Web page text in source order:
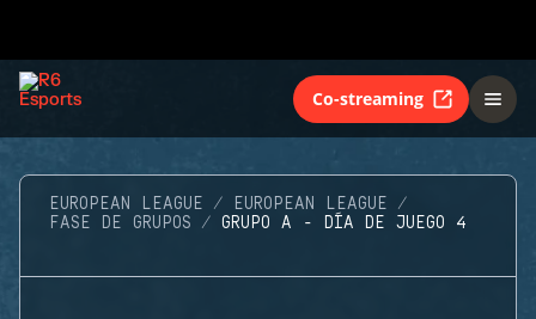
Co-streaming
EUROPEAN LEAGUE
EUROPEAN LEAGUE
FASE DE GRUPOS
GRUPO A - DÍA DE JUEGO 4